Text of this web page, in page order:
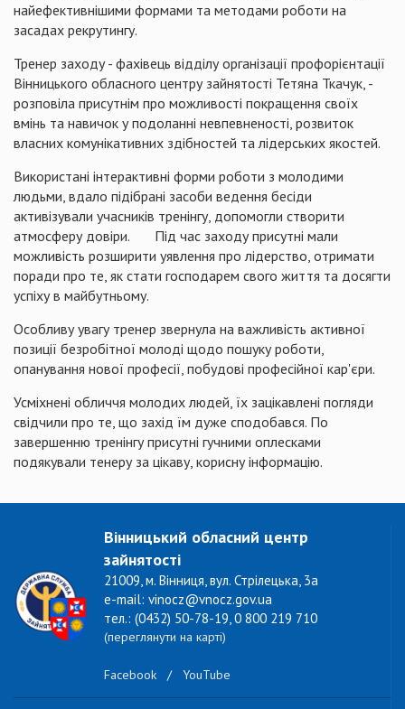
найефективнішими формами та методами роботи на
засадах рекрутингу.
Тренер заходу - фахівець відділу організації профорієнтації
Вінницького обласного центру зайнятості Тетяна Ткачук, -
розповіла присутнім про можливості покращення своїх
вмінь та навичок у подоланні невпевненості, розвиток
власних комунікативних здібностей та лідерських якостей.
Використані інтерактивні форми роботи з молодими
людьми, вдало підібрані засоби ведення бесіди
активізували учасників тренінгу, допомогли створити
атмосферу довіри. Під час заходу присутні мали
можливість розширити уявлення про лідерство, отримати
поради про те, як стати господарем свого життя та досягти
успіху в майбутньому.
Особливу увагу тренер звернула на важливість активної
позиції безробітної молоді щодо пошуку роботи,
опанування нової професії, побудові професійної кар'єри.
Усміхнені обличчя молодих людей, їх зацікавлені погляди
свідчили про те, що захід їм дуже сподобався. По
завершенню тренінгу присутні гучними оплесками
подякували тенеру за цікаву, корисну інформацію.
Вінницький обласний центр
зайнятості
21009, м. Вінниця, вул. Стрілецька, 3а
e-mail: vinocz@vnocz.gov.ua
тел.: (0432) 50-78-19, 0 800 219 710
(переглянути на карті)
Facebook / YouTube